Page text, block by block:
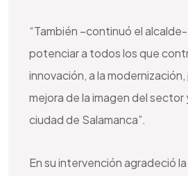
“También –continuó el
potenciar a todos los que
innovación, a la
mejora de la imagen del sector
ciudad de Salamanca”.
En su intervención agradeció